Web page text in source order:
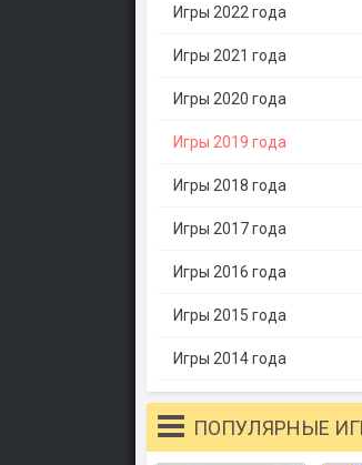
Игры 2022 года
Игры 2021 года
Игры 2020 года
Игры 2019 года
Игры 2018 года
Игры 2017 года
Игры 2016 года
Игры 2015 года
Игры 2014 года
ПОПУЛЯРНЫЕ